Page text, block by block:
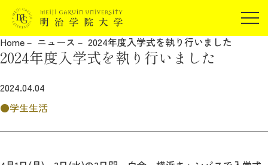
在学生の方
卒業生の方
地域・一般の方
卒業生の方
保証人の方
Home ニュース 2024年度入学式を執り行いました
2024年度入学式を執り行いました
2024.04.04
学生生活